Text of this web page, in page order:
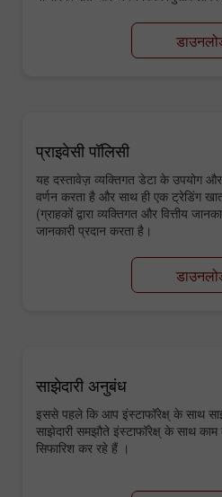
प्राइवेसी पॉलिसी
यह दस्तावेज़ व्यक्तिगत डेटा के उपयोग और
वर्णन करता है और साथ ही एक ट्रेडिंग
(ग्राहकों द्वारा व्यक्तिगत और वित्तीय
जानकारी प्रदान करता है।
साझेदारी अनुबंध
इससे पहले कि आप इंस्टाफॉरेक्ष् के साथ
साझेदारी समझौते इंस्टाफॉरेक्ष् के साथ
सिफारिश कर रहे हैं ।